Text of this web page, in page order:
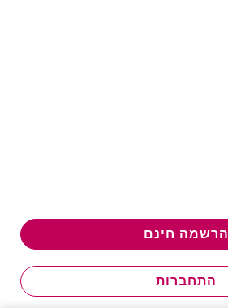
הרשמה חינם
התחברות